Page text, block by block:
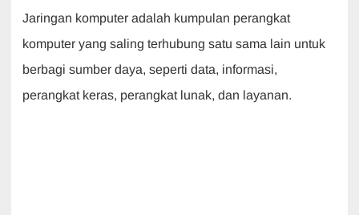
Jaringan komputer adalah kumpulan perangkat
komputer yang saling terhubung satu sama lain untuk
berbagi sumber daya, seperti data, informasi,
perangkat keras, perangkat lunak, dan layanan.